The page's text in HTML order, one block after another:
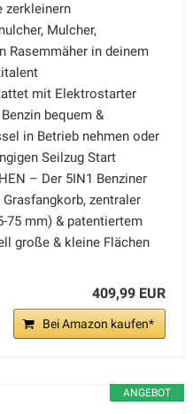
zerkleinern
Mulcher,
Rasemmäher in deinem
mit Elektrostarter
bequem &
in Betrieb nehmen oder
Seilzug Start
– Der 5IN1 Benziner
zentraler
75 mm) & patentiertem
große & kleine Flächen
409,99 EUR
Bei Amazon kaufen*
ANGEBOT